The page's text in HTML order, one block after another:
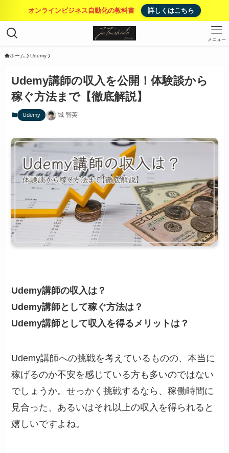
オンラインビジネス自動化の教科書 詳しくはこちら
メニュー
ホーム Udemy
Udemy講師の収入を公開！体験談から
稼ぐ方法まで【徹底解説】
Udemy 城 智英
Udemy講師の収入は？
Udemy講師として稼ぐ方法は？
Udemy講師として収入を得るメリットは？
Udemy講師への挑戦を考えているものの、本当に
稼げるのか不安を感じている方も多いのではない
でしょうか。せっかく挑戦するなら、稼働時間に
見合った、あるいはそれ以上の収入を得られると
嬉しいですよね。